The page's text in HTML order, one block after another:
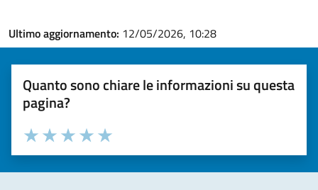
Ultimo aggiornamento: 12/05/2026, 10:28
Quanto sono chiare le informazioni su questa
pagina?
Valuta la chiarezza delle informazioni (da 1 a 5 stelle)
Seleziona il numero di stelle per valutare la chiarezza delle
Valuta 5 stelle su 5
Valuta 4 stelle su 5
Valuta 3 stelle su 5
Valuta 2 stelle su 5
Valuta 1 stelle su 5